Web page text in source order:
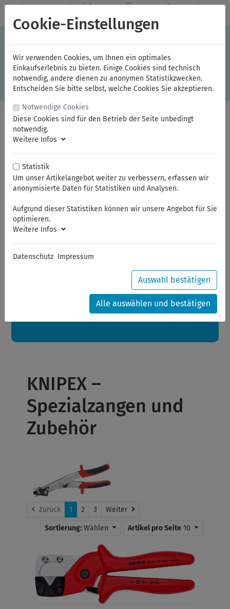
✓Jeden Monat starke Aktionen ✓Über 20 Qualitätsmarken ✓
Kostenlose Lieferung im Inland ab 150,00 Euro Bruttowarenwert
Einkaufserlebnis. Dabei werden beispielsweise die Session-
Informationen oder die Spracheinstellung auf Ihrem Rechner
gespeichert. Ohne Cookies ist der Funktionsumfang des
Online-Shops eingeschränkt. Sind Sie damit nicht
einverstanden, klicken Sie bitte hier.
Sommerferien
Sehr geehrte Kunden,
Ihre Bestellungen in diesem Zeitraum werden ab dem
24.08.2026 verschickt.
Eine schöne Sommerpause
KNIPEX –
Spezialzangen und
Zubehör
Zurück 1 2 3 Weiter
Sortierung: Wählen Artikel pro Seite 10
Cookie-Einstellungen
Wir verwenden Cookies, um Ihnen ein optimales
Einkaufserlebnis zu bieten. Einige Cookies sind technisch
notwendig, andere dienen zu anonymen Statistikzwecken.
Entscheiden Sie bitte selbst, welche Cookies Sie akzeptieren.
Notwendige Cookies
Diese Cookies sind für den Betrieb der Seite unbedingt
notwendig.
Weitere Infos
Statistik
Um unser Artikelangebot weiter zu verbessern, erfassen wir
anonymisierte Daten für Statistiken und Analysen.
Aufgrund dieser Statistiken können wir unsere Angebot für Sie
optimieren.
Weitere Infos
Datenschutz Impressum
Auswahl bestätigen
Alle auswählen und bestätigen